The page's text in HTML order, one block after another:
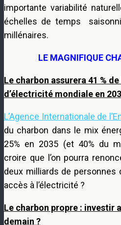
importante variabilité
échelles de temps
millénaires.
LE MAGNIFIQUE
Le charbon assurera 41 %
d’électricité mondiale en
L’Agence Internationale de
du charbon dans le mix
25% en 2035 (et 40% du
croire que l’on pourra
deux milliards de personnes
accès à l’électricité ?
Le charbon propre : investir
demain ?